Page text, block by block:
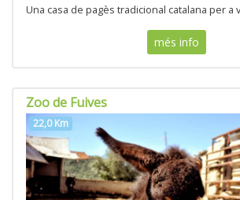
Una casa de pagès tradicional catalana per a
més info
Zoo de Fuives
22,0 Km